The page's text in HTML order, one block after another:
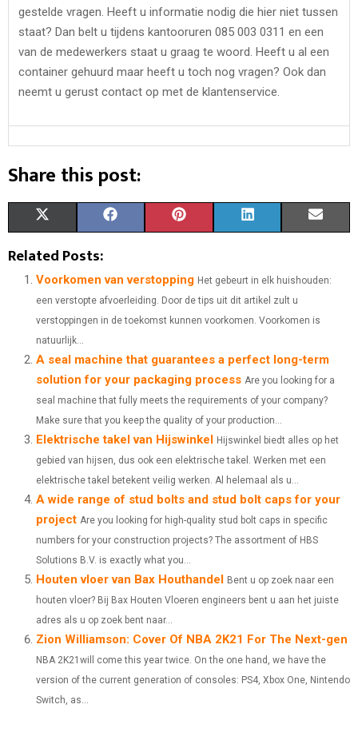
gestelde vragen. Heeft u informatie nodig die hier niet tussen
staat? Dan belt u tijdens kantooruren 085 003 0311 en een
van de medewerkers staat u graag te woord. Heeft u al een
container gehuurd maar heeft u toch nog vragen? Ook dan
neemt u gerust contact op met de klantenservice.
Share this post:
R
O
T
W
T
E
R
)
R
O
C
E
O
K
A
R
O
N
N
T
R
E
S
T
A
R
O
N
N
K
D
I
N
O
Related Posts:
Voorkomen van verstopping Het gebeurt in elk huishouden:
een verstopte afvoerleiding. Door de tips uit dit artikel zult u
verstoppingen in de toekomst kunnen voorkomen. Voorkomen is
natuurlijk...
A seal machine that guarantees a perfect long-term
solution for your packaging process Are you looking for a
seal machine that fully meets the requirements of your company?
Make sure that you keep the quality of your production...
Elektrische takel van Hijswinkel Hijswinkel biedt alles op het
gebied van hijsen, dus ook een elektrische takel. Werken met een
elektrische takel betekent veilig werken. Al helemaal als u...
A wide range of stud bolts and stud bolt caps for your
project Are you looking for high-quality stud bolt caps in specific
numbers for your construction projects? The assortment of HBS
Solutions B.V. is exactly what you...
Houten vloer van Bax Houthandel Bent u op zoek naar een
houten vloer? Bij Bax Houten Vloeren engineers bent u aan het juiste
adres als u op zoek bent naar...
Zion Williamson: Cover Of NBA 2K21 For The Next-gen
NBA 2K21will come this year twice. On the one hand, we have the
version of the current generation of consoles: PS4, Xbox One, Nintendo
Switch, as...